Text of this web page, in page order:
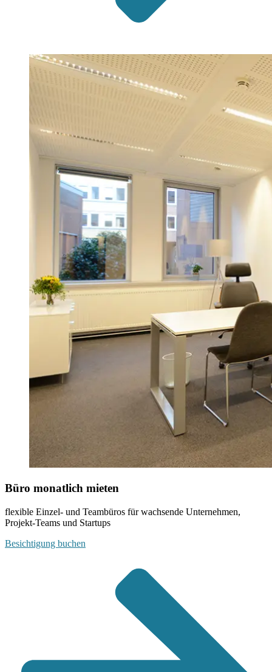
Büro monatlich mieten
flexible Einzel- und Teambüros für wachsende Unternehmen,
Projekt-Teams und Startups
Besichtigung buchen